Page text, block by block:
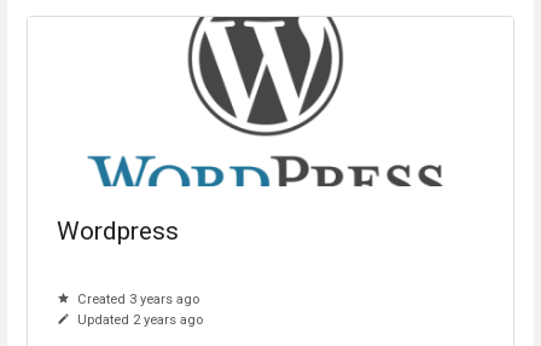
Wordpress
Created 3 years ago
Updated 2 years ago